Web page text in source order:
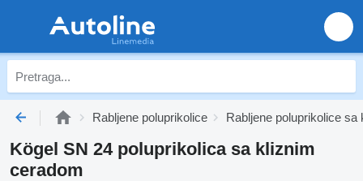
Rabljene poluprikolice Rabljene poluprikolice
Kögel SN 24 poluprikolica sa kliznim
ceradom